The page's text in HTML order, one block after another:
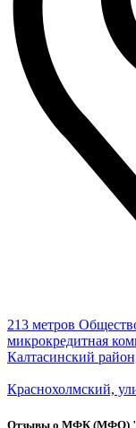
213 метров
микрокредитная
Калтасинский
Краснохолмский,
Отзывы о МФК (МФО)